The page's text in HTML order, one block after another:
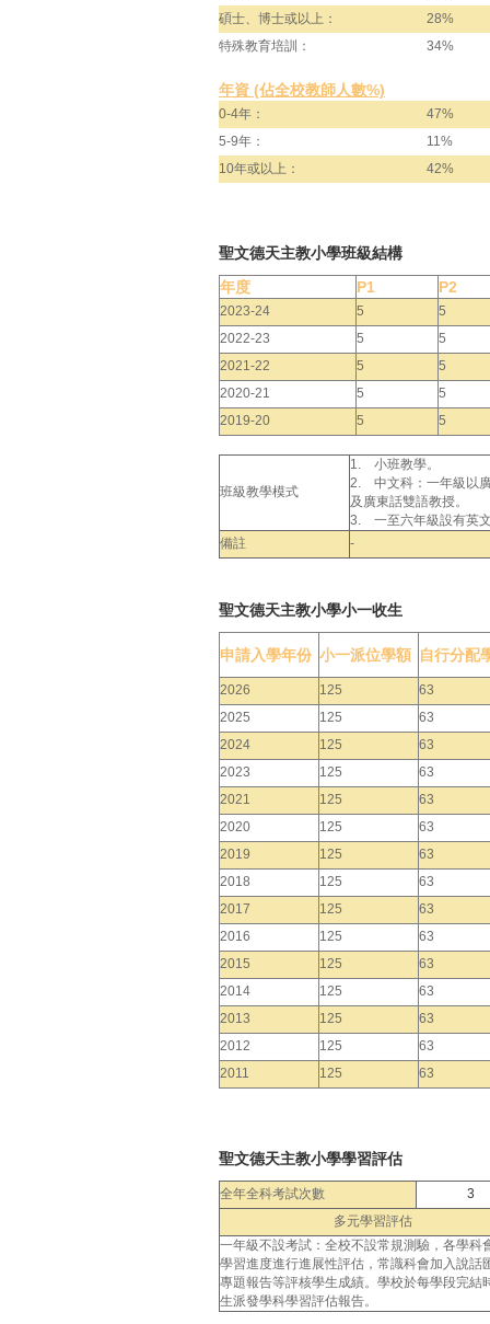
碩士、博士或以上：
28%
特殊教育培訓：
34%
年資 (佔全校教師人數%)
0-4年：
47%
5-9年：
11%
10年或以上：
42%
聖文德天主教小學班級結構
年度
P1 P2
2023-24 5
5
2022-23
5
5
2021-22
5
5
2020-21
5
5
2019-20
5 5
班級教學模式
1. 小班教學。
2. 中文科：一年級以
及廣東話雙語教授。
3. 一至六年級設有英
備註
-
聖文德天主教小學小一收生
申請入學年份 小一派位學額 自行分配
2026 125
63
2025
125
63
2024
125
63
2023
125
63
2021
125
63
2020
125
63
2019
125
63
2018
125
63
2017
125
63
2016
125
63
2015
125
63
2014
125
63
2013
125
63
2012
125
63
2011
125 63
聖文德天主教小學學習評估
全年全科考試次數
3
多元學習評估
一年級不設考試：全校不設常規測驗，各學科
學習進度進行進展性評估，常識科會加入說話
專題報告等評核學生成績。學校於每學段完結
生派發學科學習評估報告。